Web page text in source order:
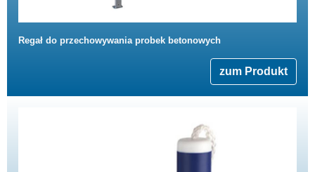
Regał do przechowywania probek betonowych
zum Produkt